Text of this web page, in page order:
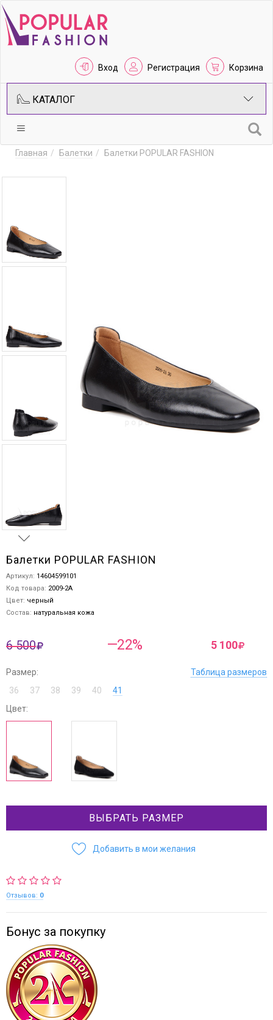
Вход Регистрация Корзина
КАТАЛОГ
Главная Балетки Балетки POPULAR FASHION
Балетки POPULAR FASHION
Артикул: 14604599101
Код товара: 2009-2A
Цвет: черный
Состав: натуральная кожа
6 500 —22% 5 100
Размер:
Таблица размеров
36
37 38 39 40
41
Цвет:
ВЫБРАТЬ РАЗМЕР
Добавить в мои желания
Отзывов: 0
Бонус за покупку